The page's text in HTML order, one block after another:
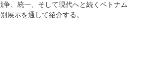
争、統一、そして現代へと続くベトナム
展示を通して紹介する。